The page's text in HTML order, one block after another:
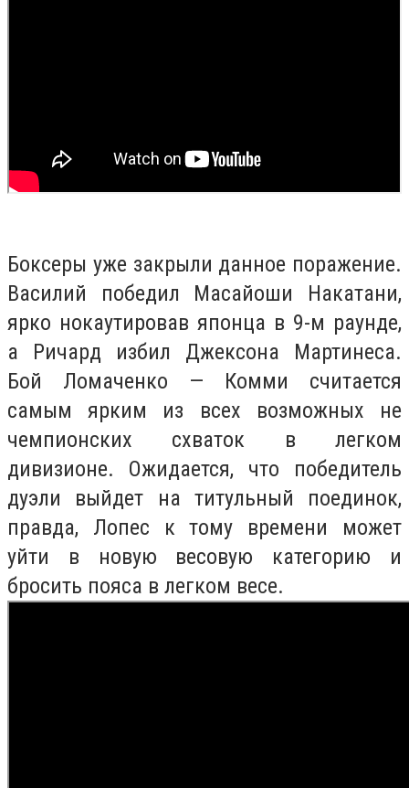
Боксеры уже закрыли данное поражение.
Василий победил Масайоши Накатани,
ярко нокаутировав японца в 9-м раунде,
а Ричард избил Джексона Мартинеса.
Бой Ломаченко — Комми считается
самым ярким из всех возможных не
чемпионских схваток в легком
дивизионе. Ожидается, что победитель
дуэли выйдет на титульный поединок,
правда, Лопес к тому времени может
уйти в новую весовую категорию и
бросить пояса в легком весе.